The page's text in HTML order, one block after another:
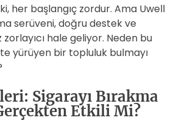
her başlangıç zordur. Ama Uwell
serüveni, doğru destek ve
hale geliyor. Neden bu
yürüyen bir topluluk bulmayı
Sigarayı Bırakma
Etkili Mi?